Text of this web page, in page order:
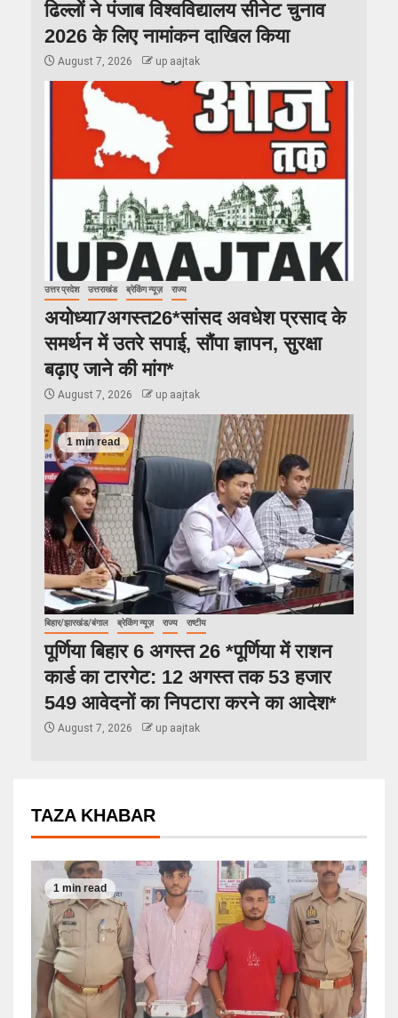
ढिल्लों ने पंजाब विश्वविद्यालय सीनेट चुनाव
2026 के लिए नामांकन दाखिल किया
August 7, 2026 up aajtak
उत्तर प्रदेश उत्तराखंड ब्रेकिंग न्यूज़ राज्य
अयोध्या7अगस्त26*सांसद अवधेश प्रसाद के
समर्थन में उतरे सपाई, सौंपा ज्ञापन, सुरक्षा
बढ़ाए जाने की मांग*
August 7, 2026 up aajtak
1 min read
बिहार/झारखंड/बंगाल ब्रेकिंग न्यूज़ राज्य राष्टीय
पूर्णिया बिहार 6 अगस्त 26 *पूर्णिया में राशन
कार्ड का टारगेट: 12 अगस्त तक 53 हजार
549 आवेदनों का निपटारा करने का आदेश*
August 7, 2026 up aajtak
TAZA KHABAR
1 min read